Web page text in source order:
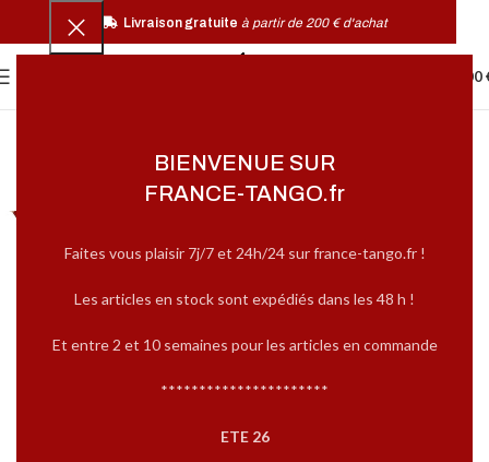
BIENVENUE SUR
FRANCE-TANGO.fr
Faites vous plaisir 7j/7 et 24h/24 sur france-tango.fr !
Les articles en stock sont expédiés dans les 48 h !
Et entre 2 et 10 semaines pour les articles en commande
**********************
ETE 26
0,00
Livraison gratuite à partir de 200 € d'achat